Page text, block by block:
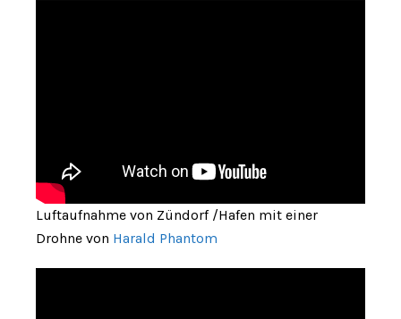
Luftaufnahme von Zündorf /Hafen mit einer
Drohne von Harald Phantom